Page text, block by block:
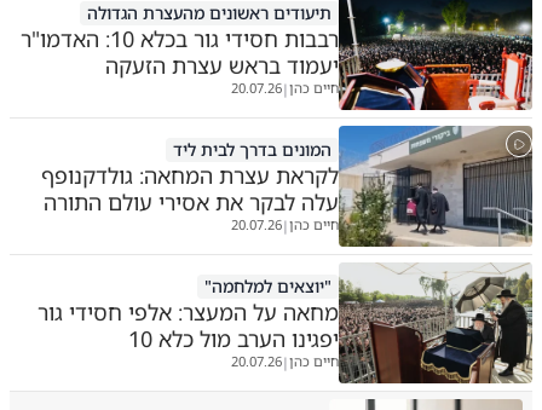
תיעודים ראשונים מהעצרת הגדולה
רבבות חסידי גור בכלא 10: האדמו"ר
יעמוד בראש עצרת הזעקה
חיים כהן|
20.07.26
המונים בדרך לבית ליד
לקראת עצרת המחאה: גולדקנופף
עלה לבקר את אסירי עולם התורה
חיים כהן|
20.07.26
"יוצאים למלחמה"
מחאה על המעצר: אלפי חסידי גור
יפגינו הערב מול כלא 10
חיים כהן|
20.07.26